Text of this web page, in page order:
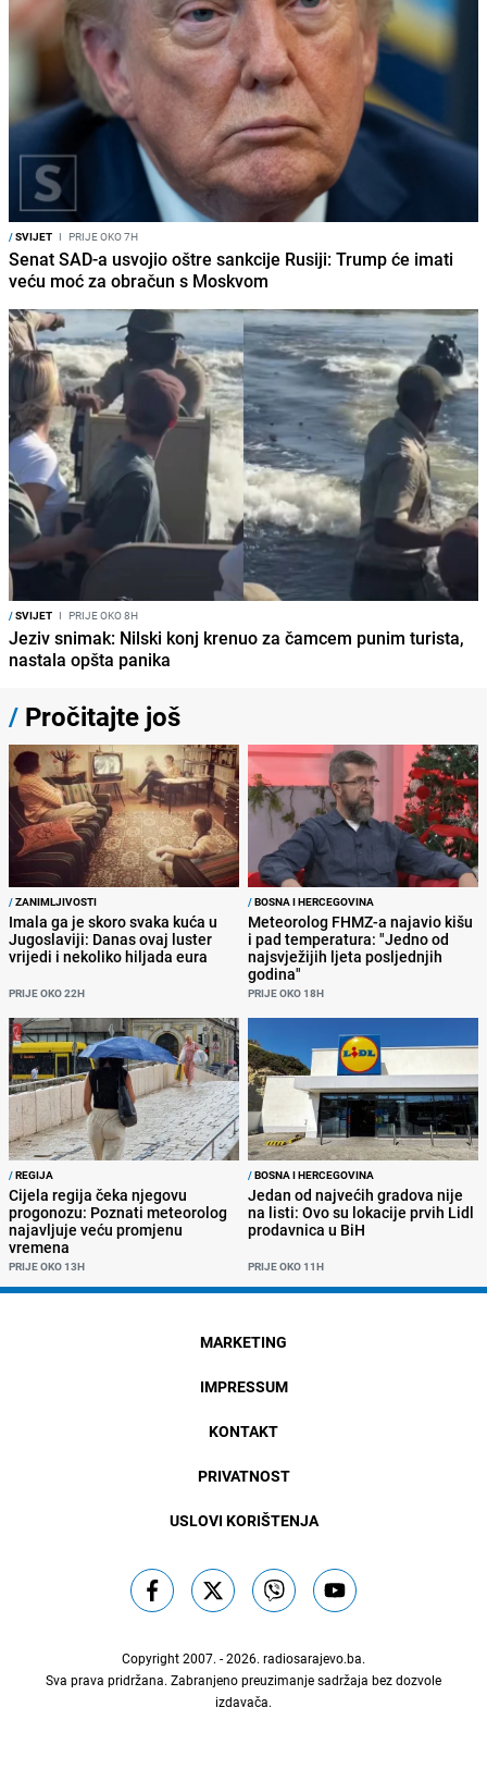
/SVIJET I PRIJE OKO 7H
Senat SAD-a usvojio oštre sankcije Rusiji: Trump će imati
veću moć za obračun s Moskvom
/SVIJET I PRIJE OKO 8H
Jeziv snimak: Nilski konj krenuo za čamcem punim turista,
nastala opšta panika
/ Pročitajte još
/ZANIMLJIVOSTI
Imala ga je skoro svaka kuća u
Jugoslaviji: Danas ovaj luster
vrijedi i nekoliko hiljada eura
PRIJE OKO 22H
/BOSNA I HERCEGOVINA
Meteorolog FHMZ-a najavio kišu
i pad temperatura: "Jedno od
najsvježijih ljeta posljednjih
godina"
PRIJE OKO 18H
/REGIJA
Cijela regija čeka njegovu
progonozu: Poznati meteorolog
najavljuje veću promjenu
vremena
PRIJE OKO 13H
/BOSNA I HERCEGOVINA
Jedan od najvećih gradova nije
na listi: Ovo su lokacije prvih Lidl
prodavnica u BiH
PRIJE OKO 11H
MARKETING
IMPRESSUM
KONTAKT
PRIVATNOST
USLOVI KORIŠTENJA
Copyright 2007. - 2026. radiosarajevo.ba.
Sva prava pridržana. Zabranjeno preuzimanje sadržaja bez dozvole
izdavača.